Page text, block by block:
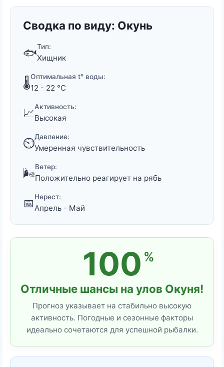
Сводка по виду: Окунь
🐟Тип:
Хищник
🌡️Оптимальная t° воды:
12 - 22 °C
📈Активность:
Высокая
⏲️Давление:
Умеренная чувствительность
🌬️Ветер:
Положительно реагирует на рябь
📅 Нерест:
Апрель - Май
100 %
Отличные шансы на улов Окуня!
Прогноз указывает на стабильно высокую
активность. Погодные и сезонные факторы
идеально сочетаются для успешной рыбалки.